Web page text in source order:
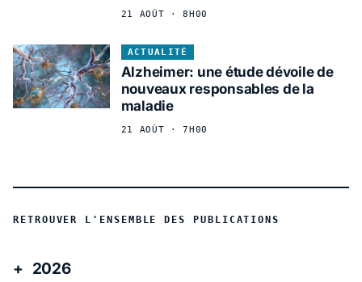
21 AOÛT · 8H00
ACTUALITÉ
Alzheimer: une étude dévoile de
nouveaux responsables de la
maladie
21 AOÛT · 7H00
RETROUVER L'ENSEMBLE DES PUBLICATIONS
2026